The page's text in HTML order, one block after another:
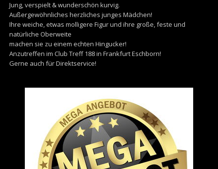
Jung, verspielt & wunderschön kurvig.
Außergewöhnliches herzliches junges Mädchen!
Ihre weiche, etwas molligere Figur und ihre große, feste und
natürliche Oberweite
machen sie zu einem echten Hingucker!
Anzutreffen im Club Treff 188 in Frankfurt Eschborn!
Gerne auch für Direktservice!